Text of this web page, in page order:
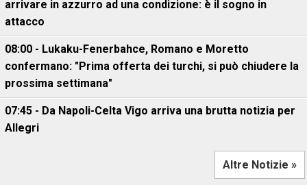
arrivare in azzurro ad una condizione: è il sogno in
attacco
08:00 - Lukaku-Fenerbahce, Romano e Moretto
confermano: "Prima offerta dei turchi, si può chiudere la
prossima settimana"
07:45 - Da Napoli-Celta Vigo arriva una brutta notizia per
Allegri
Altre Notizie »